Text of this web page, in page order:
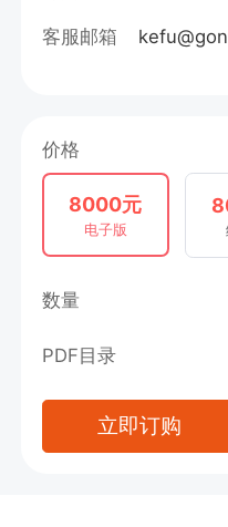
客服邮箱
价格
8000元
电子版
数量
PDF目录
立即订购